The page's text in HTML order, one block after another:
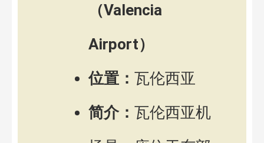
（Valencia
Airport）
位置： 瓦伦西亚
简介： 瓦伦西亚机